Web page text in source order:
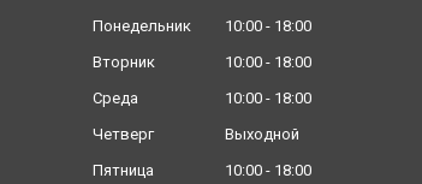
Понедельник 10:00
18:00
Вторник
10:00
18:00
Среда
10:00
18:00
Четверг
Выходной
Пятница
10:00 18:00